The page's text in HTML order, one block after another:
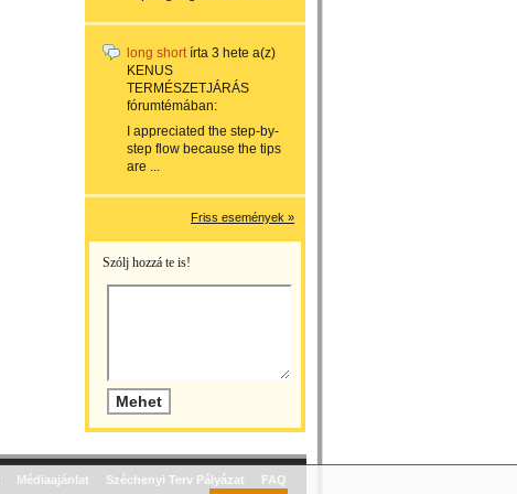
long shortírta 3 hete a(z)
KENUS
TERMÉSZETJÁRÁS
fórumtémában:
I appreciated the step-by-
step flow because the tips
are ...
Friss események »
Szólj hozzá te is!
Médiaajánlat Széchenyi Terv Pályázat FAQ